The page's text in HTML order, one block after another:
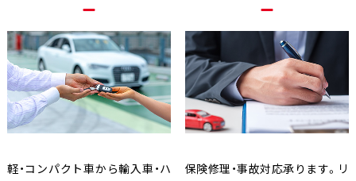
軽・コンパクト車から輸入車・ハ
保険修理・事故対応承ります。リ